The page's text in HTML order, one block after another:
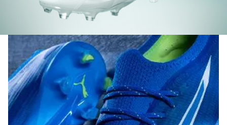
El empeine de estos Tenis está hecho con al menos un
20 % de material reciclado como un paso hacia un
futuro mejor
DETALLES
Material de empeine ULTRAWEAVE
La plantilla extraíble y liviana con tecnología NanoGrip
evita que el pie resbale por dentro del botín
La suela exterior SPEEDPLATE de doble densidad está
inspirada en los tacos para correr en pista de PUMA
para brindar una tracción y propulsión de nivel